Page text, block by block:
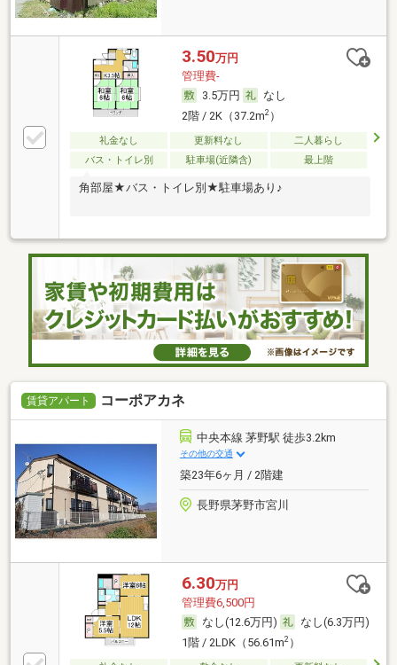
3.50万円
管理費-
3.5万円
なし
2階 / 2K（37.2m2）
礼金なし 更新料なし
二人暮らし
バス・トイレ別
駐車場(近隣含) 最上階
角部屋★バス・トイレ別★駐車場あり♪
賃貸アパート コーポアカネ
中央本線 茅野駅 徒歩3.2km
その他の交通
築23年6ヶ月 / 2階建
長野県茅野市宮川
6.30万円
管理費6,500円
なし(12.6万円)
なし(6.3万円)
1階 / 2LDK（56.61m2）